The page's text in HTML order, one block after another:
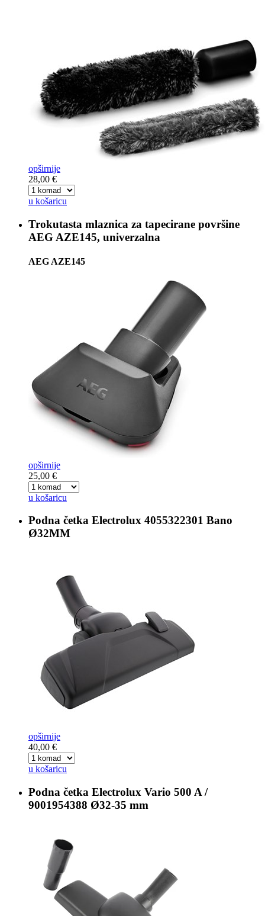
opširnije
28,00 €
u košaricu
Trokutasta mlaznica za tapecirane površine
AEG AZE145, univerzalna
AEG AZE145
opširnije
25,00 €
u košaricu
Podna četka Electrolux 4055322301 Bano
Ø32MM
opširnije
40,00 €
u košaricu
Podna četka Electrolux Vario 500 A /
9001954388 Ø32-35 mm